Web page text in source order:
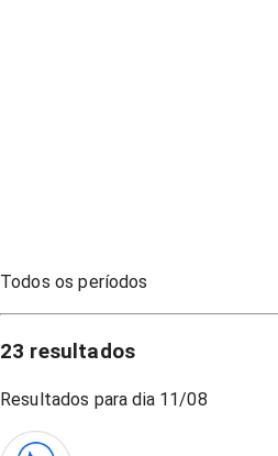
Todos os períodos
23 resultados
Resultados para dia 11/08